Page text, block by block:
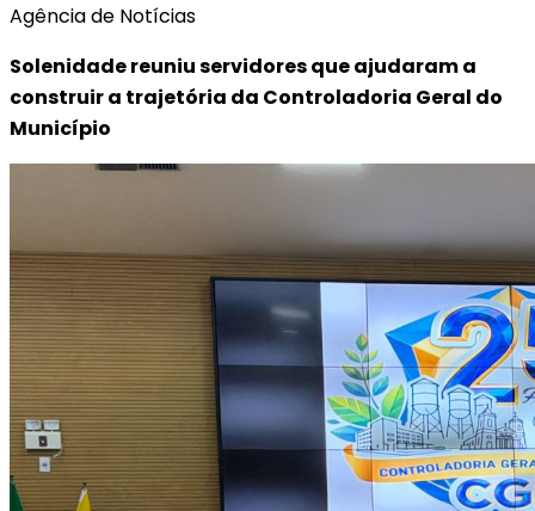
Agência de Notícias
Solenidade reuniu servidores que ajudaram a
construir a trajetória da Controladoria Geral do
Município